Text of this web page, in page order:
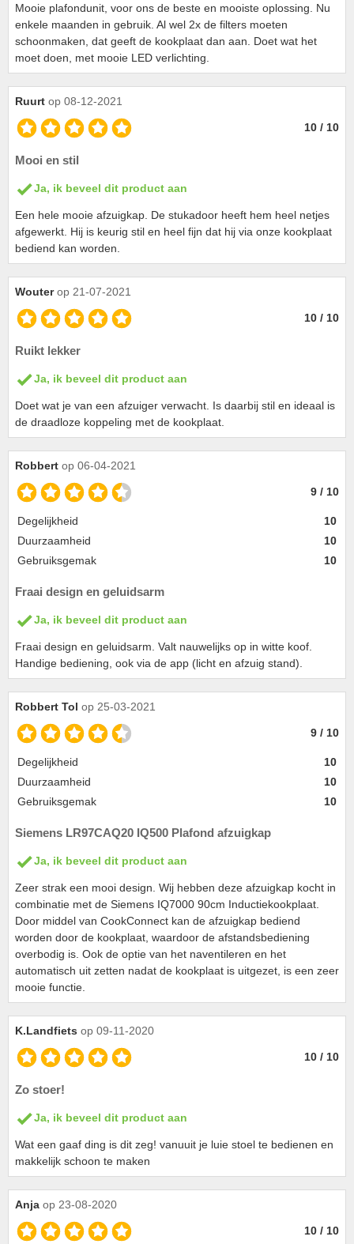
Mooie plafondunit, voor ons de beste en mooiste oplossing. Nu
enkele maanden in gebruik. Al wel 2x de filters moeten
schoonmaken, dat geeft de kookplaat dan aan. Doet wat het
moet doen, met mooie LED verlichting.
Ruurt op 08-12-2021
10 / 10
Mooi en stil
Ja, ik beveel dit product aan
Een hele mooie afzuigkap. De stukadoor heeft hem heel netjes
afgewerkt. Hij is keurig stil en heel fijn dat hij via onze kookplaat
bediend kan worden.
Wouter op 21-07-2021
10 / 10
Ruikt lekker
Ja, ik beveel dit product aan
Doet wat je van een afzuiger verwacht. Is daarbij stil en ideaal is
de draadloze koppeling met de kookplaat.
Robbert op 06-04-2021
9 / 10
Degelijkheid
10
Duurzaamheid
10
Gebruiksgemak
10
Fraai design en geluidsarm
Ja, ik beveel dit product aan
Fraai design en geluidsarm. Valt nauwelijks op in witte koof.
Handige bediening, ook via de app (licht en afzuig stand).
Robbert Tol op 25-03-2021
9 / 10
Degelijkheid
10
Duurzaamheid
10
Gebruiksgemak
10
Siemens LR97CAQ20 IQ500 Plafond afzuigkap
Ja, ik beveel dit product aan
Zeer strak een mooi design. Wij hebben deze afzuigkap kocht in
combinatie met de Siemens IQ7000 90cm Inductiekookplaat.
Door middel van CookConnect kan de afzuigkap bediend
worden door de kookplaat, waardoor de afstandsbediening
overbodig is. Ook de optie van het naventileren en het
automatisch uit zetten nadat de kookplaat is uitgezet, is een zeer
mooie functie.
K.Landfiets op 09-11-2020
10 / 10
Zo stoer!
Ja, ik beveel dit product aan
Wat een gaaf ding is dit zeg! vanuuit je luie stoel te bedienen en
makkelijk schoon te maken
Anja op 23-08-2020
10 / 10